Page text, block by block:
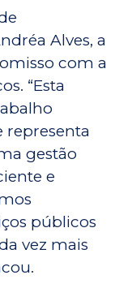
Alves, a
com a
“Esta
representa
gestão
e
públicos
vez mais